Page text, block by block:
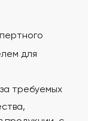
для
требуемых